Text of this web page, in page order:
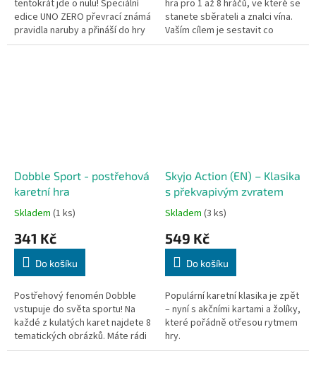
tentokrát jde o nulu! Speciální
edice UNO ZERO převrací známá
pravidla naruby a přináší do hry
strategickou práci s mřížkou
hra pro 1 až 8 hráčů, ve které se
stanete sběrateli a znalci vína.
Vaším cílem je sestavit co
nejcennější kolekci vzácných
Dobble Sport - postřehová
karetní hra
Skladem (1 ks)
341 Kč
Do košíku
Postřehový fenomén Dobble
vstupuje do světa sportu! Na
každé z kulatých karet najdete 8
tematických obrázků. Máte rádi
sport? Buďte první, kdo
Skyjo Action (EN) – Klasika
s překvapivým zvratem
Skladem (3 ks)
549 Kč
Do košíku
Populární karetní klasika je zpět
– nyní s akčními kartami a žolíky,
které pořádně otřesou rytmem
hry.